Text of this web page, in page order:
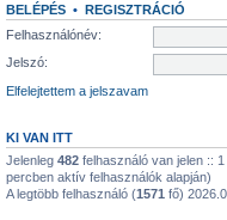
BELÉPÉS • REGISZTRÁCIÓ
Felhasználónév:
Jelszó:
Elfelejtettem a jelszavam
KI VAN ITT
Jelenleg 482 felhasználó van jelen ::
percben aktív felhasználók alapján)
A legtöbb felhasználó (1571 fő)